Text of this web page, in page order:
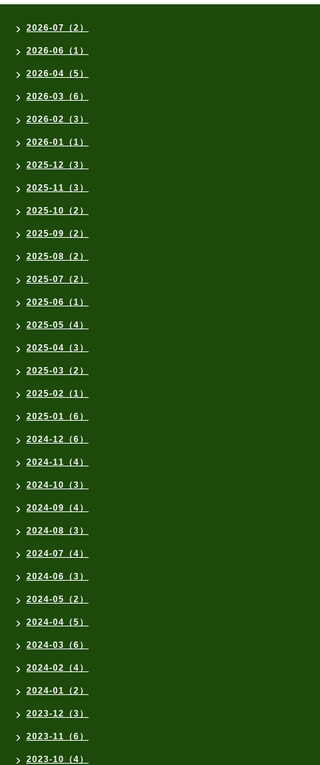
2026-07（2）
2026-06（1）
2026-04（5）
2026-03（6）
2026-02（3）
2026-01（1）
2025-12（3）
2025-11（3）
2025-10（2）
2025-09（2）
2025-08（2）
2025-07（2）
2025-06（1）
2025-05（4）
2025-04（3）
2025-03（2）
2025-02（1）
2025-01（6）
2024-12（6）
2024-11（4）
2024-10（3）
2024-09（4）
2024-08（3）
2024-07（4）
2024-06（3）
2024-05（2）
2024-04（5）
2024-03（6）
2024-02（4）
2024-01（2）
2023-12（3）
2023-11（6）
2023-10（4）